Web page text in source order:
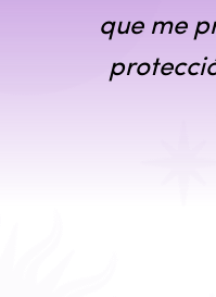
que me